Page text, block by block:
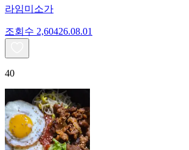
라임미소가
조회수 2,60426.08.01
40